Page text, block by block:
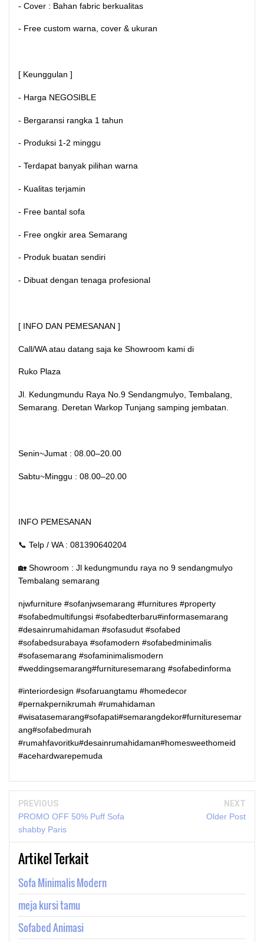
- Cover : Bahan fabric berkualitas
- Free custom warna, cover & ukuran
[ Keunggulan ]
- Harga NEGOSIBLE
- Bergaransi rangka 1 tahun
- Produksi 1-2 minggu
- Terdapat banyak pilihan warna
- Kualitas terjamin
- Free bantal sofa
- Free ongkir area Semarang
- Produk buatan sendiri
- Dibuat dengan tenaga profesional
[ INFO DAN PEMESANAN ]
Call/WA atau datang saja ke Showroom kami di
Ruko Plaza
Jl. Kedungmundu Raya No.9 Sendangmulyo, Tembalang,
Semarang. Deretan Warkop Tunjang samping jembatan.
Senin~Jumat : 08.00–20.00
Sabtu~Minggu : 08.00–20.00
INFO PEMESANAN
📞 Telp / WA : 081390640204
🏡 Showroom : Jl kedungmundu raya no 9 sendangmulyo
Tembalang semarang
njwfurniture #sofanjwsemarang #furnitures #property
#sofabedmultifungsi #sofabedterbaru#informasemarang
#desainrumahidaman #sofasudut #sofabed
#sofabedsurabaya #sofamodern #sofabedminimalis
#sofasemarang #sofaminimalismodern
#weddingsemarang#furnituresemarang #sofabedinforma
#interiordesign #sofaruangtamu #homedecor
#pernakpernikrumah #rumahidaman
#wisatasemarang#sofapati#semarangdekor#furnituresemar
ang#sofabedmurah
#rumahfavoritku#desainrumahidaman#homesweethomeid
#acehardwarepemuda
PREVIOUS
PROMO OFF 50% Puff Sofa
shabby Paris
NEXT
Older Post
Artikel Terkait
Sofa Minimalis Modern
meja kursi tamu
Sofabed Animasi